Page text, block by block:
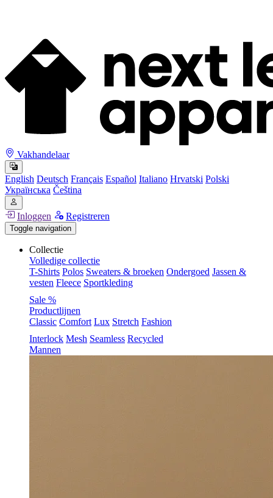
Vakhandelaar
English Deutsch Français Español Italiano Hrvatski Polski
Українська Čeština
Inloggen Registreren
Toggle navigation
Collectie
Volledige collectie
T-Shirts Polos Sweaters & broeken Ondergoed Jassen &
vesten Fleece Sportkleding
Sale %
Productlijnen
Classic Comfort Lux Stretch Fashion
Interlock Mesh Seamless Recycled
Mannen